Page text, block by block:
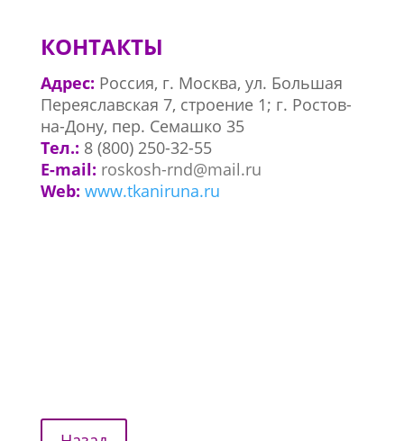
КОНТАКТЫ
Адрес: Россия, г. Москва, ул. Большая
Переяславская 7, строение 1; г. Ростов-
на-Дону, пер. Семашко 35
Тел.: 8 (800) 250-32-55
E-mail: roskosh-rnd@mail.ru
Web: www.tkaniruna.ru